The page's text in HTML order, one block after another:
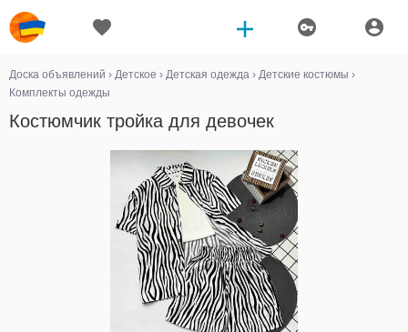
Доска объявлений › Детское › Детская одежда › Детские костюмы ›
Комплекты одежды
Костюмчик тройка для девочек